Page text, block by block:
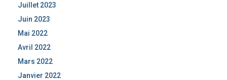
Juillet 2023
Juin 2023
Mai 2022
Avril 2022
Mars 2022
Janvier 2022